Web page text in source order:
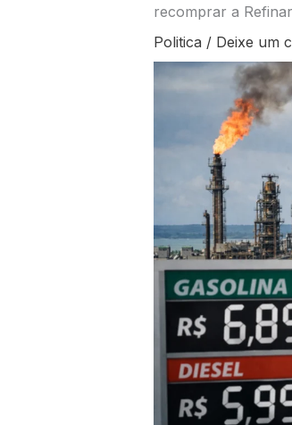
recomprar a
Politica / Deixe um